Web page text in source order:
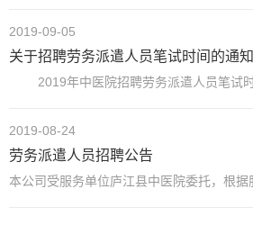
2019-09-05
关于招聘劳务派遣人员笔试时间的通知
2019-08-24
劳务派遣人员招聘公告